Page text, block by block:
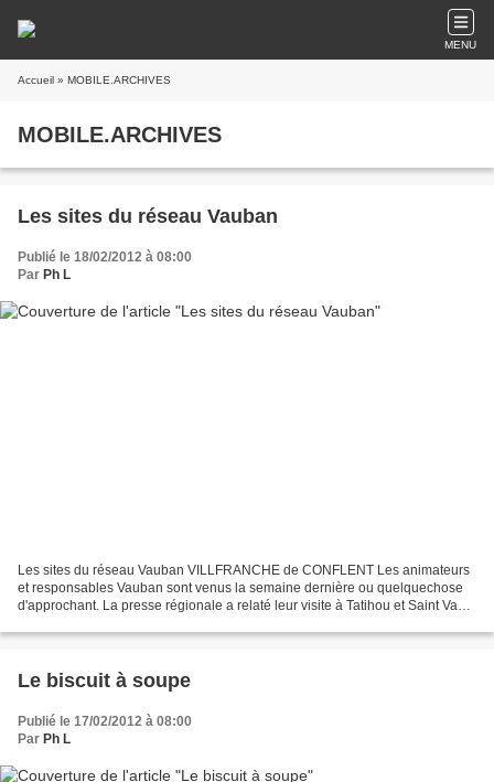
MENU
Accueil » MOBILE.ARCHIVES
MOBILE.ARCHIVES
Les sites du réseau Vauban
Publié le 18/02/2012 à 08:00
Par Ph L
Les sites du réseau Vauban VILLFRANCHE de CONFLENT Les animateurs
et responsables Vauban sont venus la semaine dernière ou quelquechose
d'approchant. La presse régionale a relaté leur visite à Tatihou et Saint Vaast
Le biscuit à soupe
Publié le 17/02/2012 à 08:00
Par Ph L